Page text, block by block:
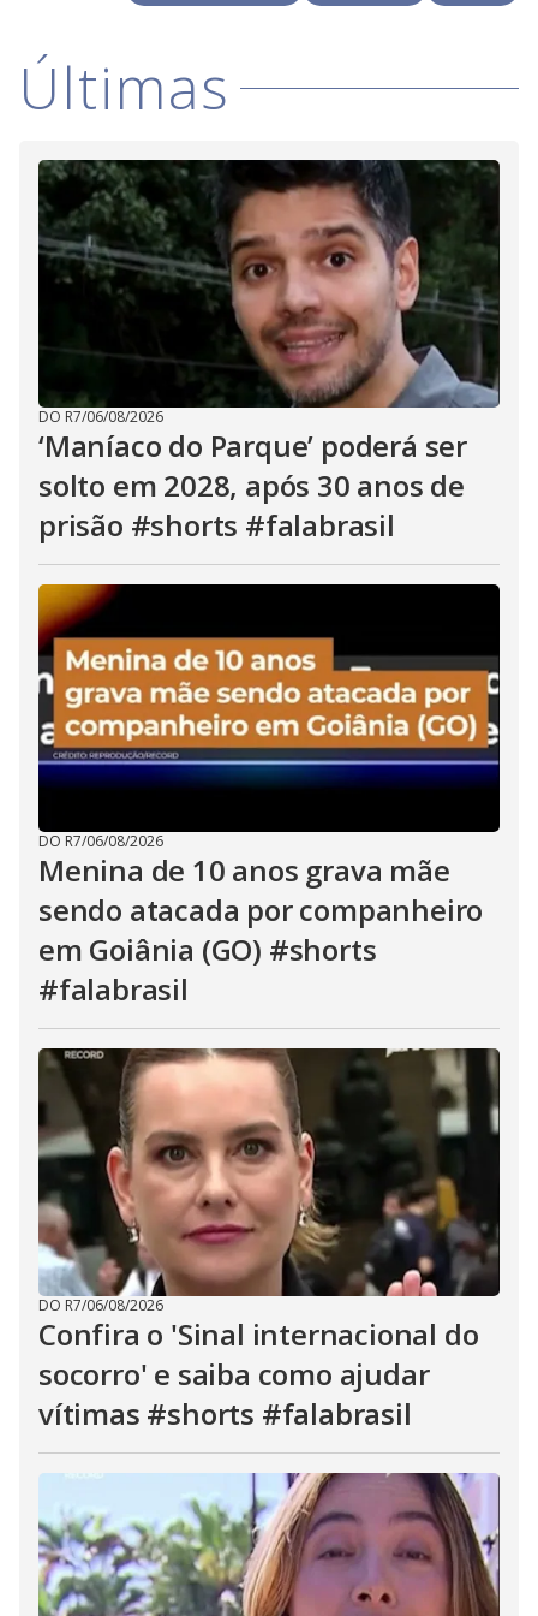
i
d
e
o
Últimas
DO R7/06/08/2026
‘Maníaco do Parque’ poderá ser
solto em 2028, após 30 anos de
prisão #shorts #falabrasil
DO R7/06/08/2026
Menina de 10 anos grava mãe
sendo atacada por companheiro
em Goiânia (GO) #shorts
#falabrasil
DO R7/06/08/2026
Confira o 'Sinal internacional do
socorro' e saiba como ajudar
vítimas #shorts #falabrasil